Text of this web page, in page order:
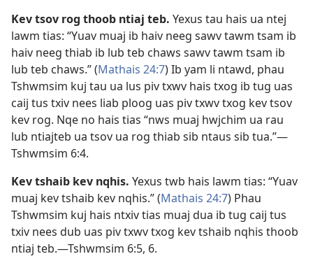
Kev tsov rog thoob ntiaj teb. Yexus tau hais ua ntej
lawm tias: “Yuav muaj ib haiv neeg sawv tawm tsam ib
haiv neeg thiab ib lub teb chaws sawv tawm tsam ib
lub teb chaws.” (Mathais 24:7) Ib yam li ntawd, phau
Tshwmsim kuj tau ua lus piv txwv hais txog ib tug uas
caij tus txiv nees liab ploog uas piv txwv txog kev tsov
kev rog. Nqe no hais tias “nws muaj hwjchim ua rau
lub ntiajteb ua tsov ua rog thiab sib ntaus sib tua.”​—
Tshwmsim 6:4.
Kev tshaib kev nqhis. Yexus twb hais lawm tias: “Yuav
muaj kev tshaib kev nqhis.” (Mathais 24:7) Phau
Tshwmsim kuj hais ntxiv tias muaj dua ib tug caij tus
txiv nees dub uas piv txwv txog kev tshaib nqhis thoob
ntiaj teb.​—Tshwmsim 6:5, 6.